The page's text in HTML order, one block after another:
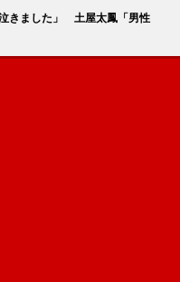
きました」 土屋太鳳「男性